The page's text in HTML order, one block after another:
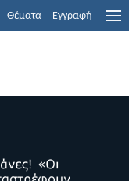
Θέματα Εγγραφή